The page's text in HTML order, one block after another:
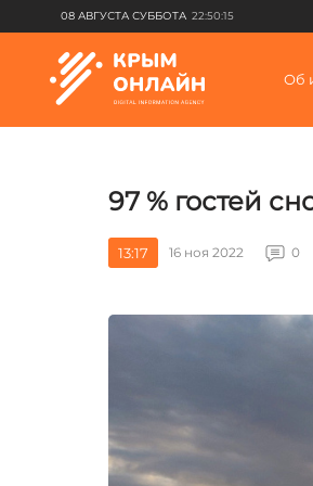
08 АВГУСТА СУББОТА 22:50:15
Об
97 % гостей
13:17 16 ноя 2022 0